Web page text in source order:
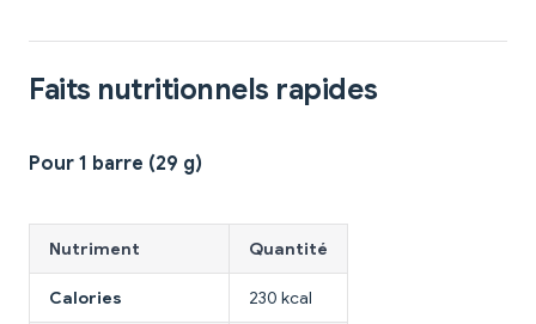
Faits nutritionnels rapides
Pour 1 barre (29 g)
Nutriment Quantité
Calories 230 kcal